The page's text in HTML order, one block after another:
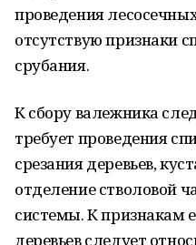
проведения
отсутствую признаки
срубания.
К сбору валежника
требует проведения
срезания деревьев,
отделение стволовой
системы. К признакам
деревьев следует